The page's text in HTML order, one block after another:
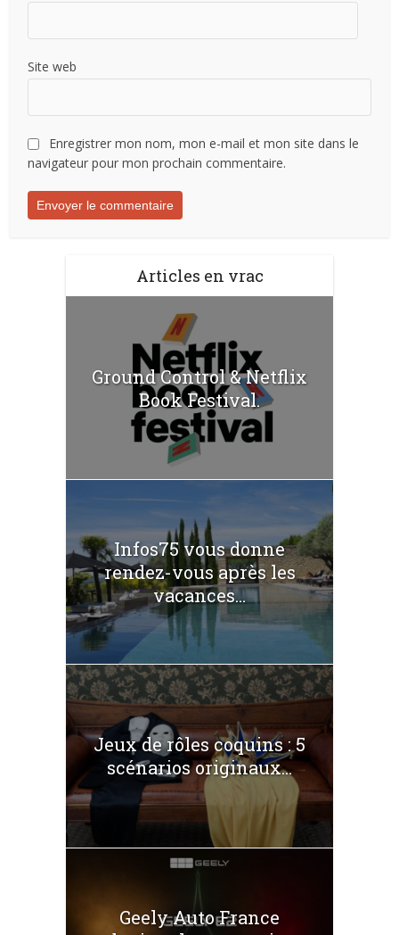
Site web
Enregistrer mon nom, mon e-mail et mon site dans le
navigateur pour mon prochain commentaire.
Articles en vrac
Ground Control & Netflix
Book Festival.
Infos75 vous donne
rendez-vous après les
vacances...
Jeux de rôles coquins : 5
scénarios originaux...
Geely Auto France